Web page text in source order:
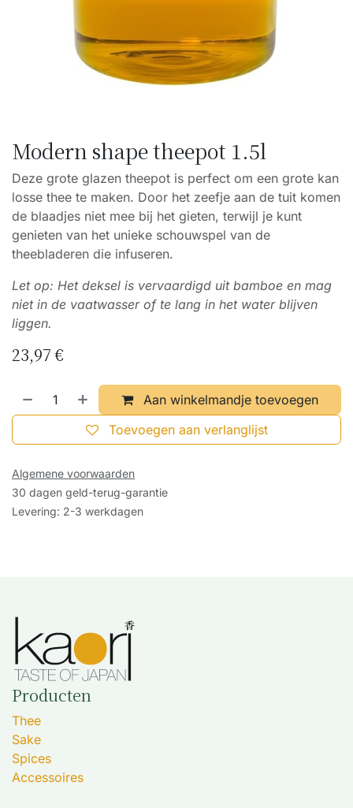
Modern shape theepot 1.5l
Deze grote glazen theepot is perfect om een grote kan
losse thee te maken. Door het zeefje aan de tuit komen
de blaadjes niet mee bij het gieten, terwijl je kunt
genieten van het unieke schouwspel van de
theebladeren die infuseren.
Let op: Het deksel is vervaardigd uit bamboe en mag
niet in de vaatwasser of te lang in het water blijven
liggen.
23,97€
Aan winkelmandje toevoegen
Toevoegen aan verlanglijst
Algemene voorwaarden
30 dagen geld-terug-garantie
Levering: 2-3 werkdagen
Producten
Thee
Sake
Spices
Accessoires